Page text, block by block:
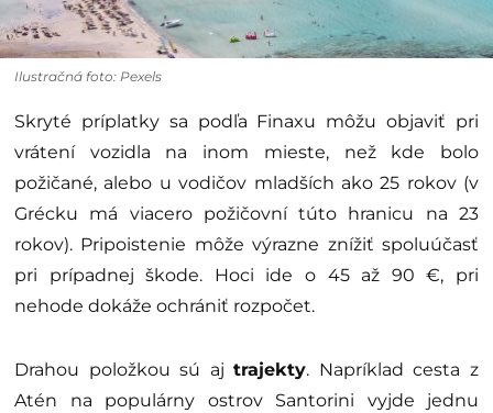
Ilustračná foto: Pexels
Skryté príplatky sa podľa Finaxu môžu objaviť pri
vrátení vozidla na inom mieste, než kde bolo
požičané, alebo u vodičov mladších ako 25 rokov (v
Grécku má viacero požičovní túto hranicu na 23
rokov). Pripoistenie môže výrazne znížiť spoluúčasť
pri prípadnej škode. Hoci ide o 45 až 90 €, pri
nehode dokáže ochrániť rozpočet.
Drahou položkou sú ajtrajekty. Napríklad cesta z
Atén na populárny ostrov Santorini vyjde jednu